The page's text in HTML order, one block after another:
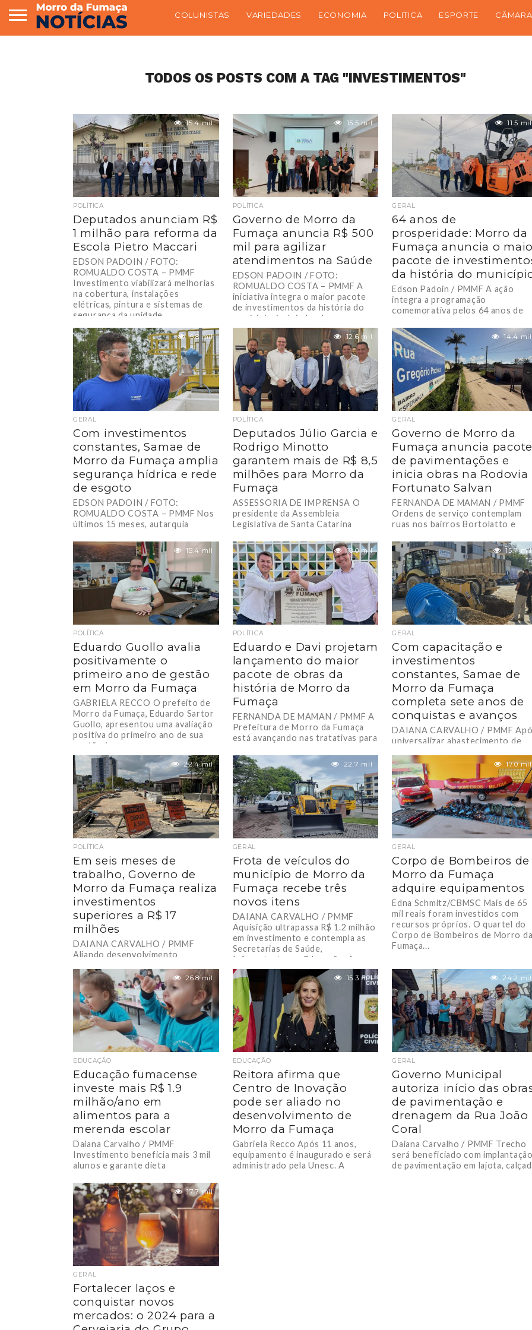
COLUNISTAS VARIEDADES ECONOMIA POLITICA ESPORTE
TODOS OS POSTS COM A TAG "INVESTIMENTOS"
15.4 mil
POLÍTICA
Deputados anunciam R$
1 milhão para reforma da
Escola Pietro Maccari
EDSON PADOIN / FOTO:
ROMUALDO COSTA – PMMF
Investimento viabilizará melhorias
na cobertura, instalações
elétricas, pintura e sistemas de
segurança da unidade....
15.5 mil
POLÍTICA
Governo de Morro da
Fumaça anuncia R$ 500
mil para agilizar
atendimentos na Saúde
EDSON PADOIN / FOTO:
ROMUALDO COSTA – PMMF A
iniciativa integra o maior pacote
de investimentos da história do
município, incluindo obras...
11.5 mil
GERAL
64 anos de
prosperidade: Morro da
Fumaça anuncia o
pacote de
da história do
Edson Padoin / PMMF A ação
integra a programação
comemorativa pelos 64 anos de
administrativa do município. O
Governo de Morro...
9.8 mil
GERAL
Com investimentos
constantes, Samae de
Morro da Fumaça amplia
segurança hídrica e rede
de esgoto
EDSON PADOIN / FOTO:
ROMUALDO COSTA – PMMF Nos
últimos 15 meses, autarquia
melhorias no...
12.6 mil
POLÍTICA
Deputados Júlio Garcia e
Rodrigo Minotto
garantem mais de R$ 8,5
milhões para Morro da
Fumaça
ASSESSORIA DE IMPRENSA O
presidente da Assembleia
Legislativa de Santa Catarina
(PSD), e o deputado estadual
Rodrigo Minotto...
14.4 mil
GERAL
Governo de Morro da
Fumaça anuncia pacote
de pavimentações e
inicia obras na Rodovia
Fortunato Salvan
FERNANDA DE MAMAN / PMMF
Ordens de serviço contemplam
ruas nos bairros Bortolatto e
milhões em...
15.4 mil
POLÍTICA
Eduardo Guollo avalia
positivamente o
primeiro ano de gestão
em Morro da Fumaça
GABRIELA RECCO O prefeito de
Morro da Fumaça, Eduardo Sartor
Guollo, apresentou uma avaliação
positiva do primeiro ano de sua
gestão à...
18.0 mil
POLÍTICA
Eduardo e Davi projetam
lançamento do maior
pacote de obras da
história de Morro da
Fumaça
FERNANDA DE MAMAN / PMMF A
Prefeitura de Morro da Fumaça
está avançando nas tratativas para
15.7 mil
GERAL
Com capacitação e
investimentos
constantes, Samae de
Morro da Fumaça
completa sete anos de
conquistas e avanços
DAIANA CARVALHO / PMMF
universalizar abastecimento de
implantação da rede coletora de
esgoto. Em 2025, o...
22.4 mil
POLÍTICA
Em seis meses de
trabalho, Governo de
Morro da Fumaça realiza
investimentos
superiores a R$ 17
milhões
DAIANA CARVALHO / PMMF
Aliando desenvolvimento
promoção de qualidade de vida do
cidadão, Administração Municipal
celebra conclusão de obras...
22.7 mil
GERAL
Frota de veículos do
município de Morro da
Fumaça recebe três
novos itens
DAIANA CARVALHO / PMMF
Aquisição ultrapassa R$ 1.2 milhão
em investimento e contempla as
Secretarias de Saúde,
Infraestrutura e Educação. A
frota...
17.0 mil
GERAL
Corpo de Bombeiros de
Morro da Fumaça
adquire equipamentos
Edna Schmitz/CBMSC Mais de 65
mil reais foram investidos com
recursos próprios. O quartel do
Corpo de Bombeiros de Morro
Fumaça...
26.8 mil
EDUCAÇÃO
Educação fumacense
investe mais R$ 1.9
milhão/ano em
alimentos para a
merenda escolar
Daiana Carvalho / PMMF
Investimento beneficia mais 3 mil
alunos e garante dieta
produtos. Uma dieta de...
15.3 mil
EDUCAÇÃO
Reitora afirma que
Centro de Inovação
pode ser aliado no
desenvolvimento de
Morro da Fumaça
Gabriela Recco Após 11 anos,
equipamento é inaugurado e será
administrado pela Unesc. A
24.2 mil
GERAL
Governo Municipal
autoriza início das
de pavimentação e
drenagem da Rua João
Coral
Daiana Carvalho / PMMF Trecho
será beneficiado com
de pavimentação em lajota,
17.7 mil
GERAL
Fortalecer laços e
conquistar novos
mercados: o 2024 para a